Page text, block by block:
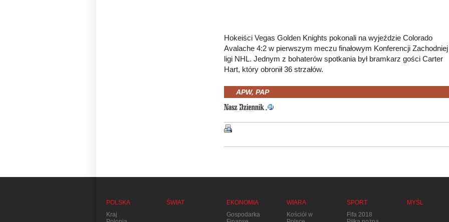
Hokeiści Vegas Golden Knights pokonali na wyjeździe Colorado
Avalache 4:2 w pierwszym meczu finałowym Konferencji Zachodniej
ligi NHL. Jednym z bohaterów spotkania był bramkarz gości Carter
Hart, który obronił 36 strzałów.
APW, PAP
POLSKA
Kraj
ŚWIAT
EKONOMIA
Gospodarka
WIARA
Kościół w
SPORT
Fifa 2018
MYŚL